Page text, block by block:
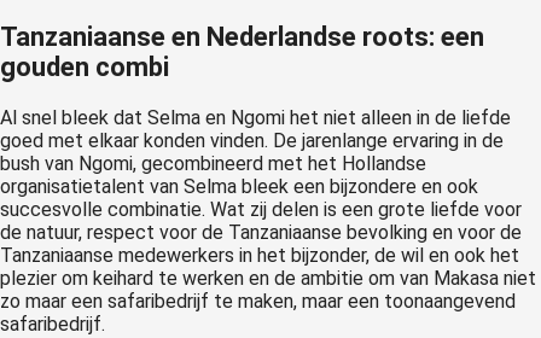
Tanzaniaanse en Nederlandse roots: een
gouden combi
Al snel bleek dat Selma en Ngomi het niet alleen in de liefde
goed met elkaar konden vinden. De jarenlange ervaring in de
bush van Ngomi, gecombineerd met het Hollandse
organisatietalent van Selma bleek een bijzondere en ook
succesvolle combinatie. Wat zij delen is een grote liefde voor
de natuur, respect voor de Tanzaniaanse bevolking en voor de
Tanzaniaanse medewerkers in het bijzonder, de wil en ook het
plezier om keihard te werken en de ambitie om van Makasa niet
zo maar een safaribedrijf te maken, maar een toonaangevend
safaribedrijf.